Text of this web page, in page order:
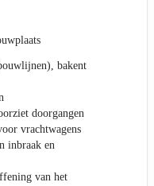
bakent
doorgangen
vrachtwagens
inbraak en
van het